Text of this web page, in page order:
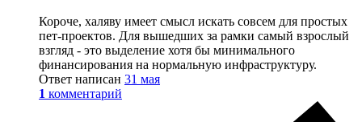
Короче, халяву имеет смысл искать совсем для простых
пет-проектов. Для вышедших за рамки самый взрослый
взгляд - это выделение хотя бы минимального
финансирования на нормальную инфраструктуру.
Ответ написан 31 мая
1 комментарий